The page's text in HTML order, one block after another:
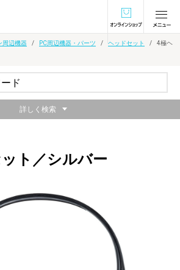
オンラインショ
周辺機器 PC周辺機器・パーツ ヘッドセット
4極ヘ
ト／シルバー
詳しく検索